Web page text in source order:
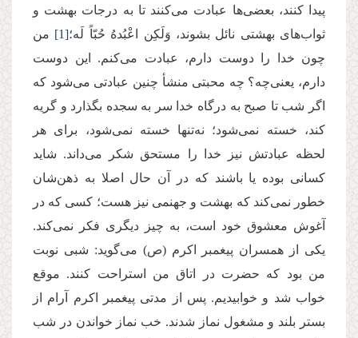
پیدا کنند، بعضی‌ها عبادت می‌کنند تا به درجات بهشت و
ثواب‌های بهشتی نائل بشوند، وَلَكِن اعْبُدهُ حُبّاً لَه؛[1] ‏ من
چون خدا را دوست دارم، عبادت می‌کنم. این دوست
دارم، یعنی‌چه؟ چه محبتی منشأ چنین عبادتی می‌شود که
اگر شب تا صبح به درگاه خدا سر به سجده بگذارد و گریه
کند، خسته نمی‌شود؛ نه‌تنها خسته نمی‌شود، برای هر
لحظه‌ عبادتش نیز خدا را مستحق شکر می‌داند. شاید
کسانی بوده یا باشند که در آن حال اصلا به ذهن‌شان
خطور نمی‌کند که بهشت و جهنمی نیز هست؛ کسی که در
آغوش معشوق خود است، به چیز دیگری فکر نمی‌کند.
یکی از همسران پیغمبر اکرم (ص) می‌گوید: شبی نوبت
من بود که حضرت در اتاق من استراحت کنند. موقع
خواب شد و خوابیدیم. پس از مدتی پیغمبر اکرم آرام از
بستر بلند و مشغول نماز شدند. خب نماز خواندن در شب